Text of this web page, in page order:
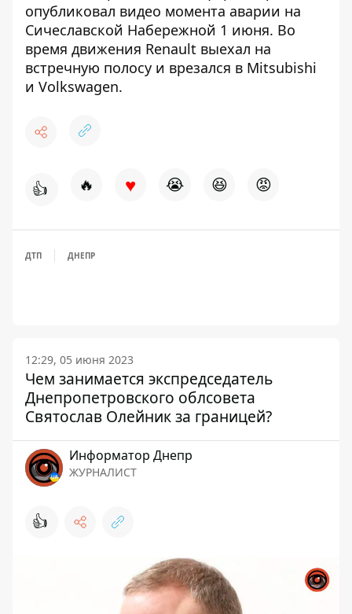
опубликовал видео момента аварии на
Сичеславской Набережной 1 июня. Во
время движения Renault выехал на
встречную полосу и врезался в Mitsubishi
и Volkswagen.
👍 🔥 ♥ 😭 😆 😡
ДТП ДНЕПР
12:29, 05 июня 2023
Чем занимается экспредседатель
Днепропетровского облсовета
Святослав Олейник за границей?
Информатор Днепр
ЖУРНАЛИСТ
👍